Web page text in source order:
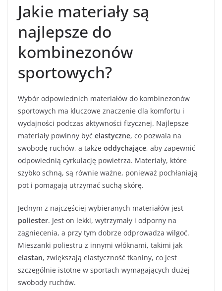
Jakie materiały są
najlepsze do
kombinezonów
sportowych?
Wybór odpowiednich materiałów do kombinezonów
sportowych ma kluczowe znaczenie dla komfortu i
wydajności podczas aktywności fizycznej. Najlepsze
materiały powinny być elastyczne, co pozwala na
swobodę ruchów, a także oddychające, aby zapewnić
odpowiednią cyrkulację powietrza. Materiały, które
szybko schną, są równie ważne, ponieważ pochłaniają
pot i pomagają utrzymać suchą skórę.
Jednym z najczęściej wybieranych materiałów jest
poliester. Jest on lekki, wytrzymały i odporny na
zagniecenia, a przy tym dobrze odprowadza wilgoć.
Mieszanki poliestru z innymi włóknami, takimi jak
elastan, zwiększają elastyczność tkaniny, co jest
szczególnie istotne w sportach wymagających dużej
swobody ruchów.